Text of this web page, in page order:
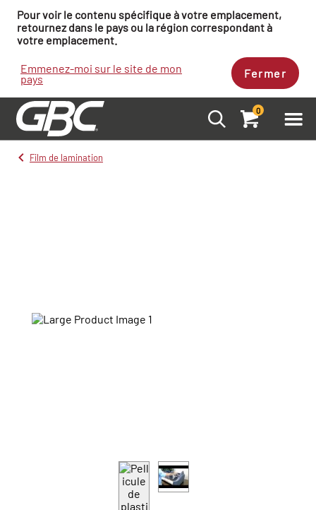
Pour voir le contenu spécifique à votre emplacement,
retournez dans le pays ou la région correspondant à
votre emplacement.
Emmenez-moi sur le site de mon
pays Fermer
0
Film de lamination